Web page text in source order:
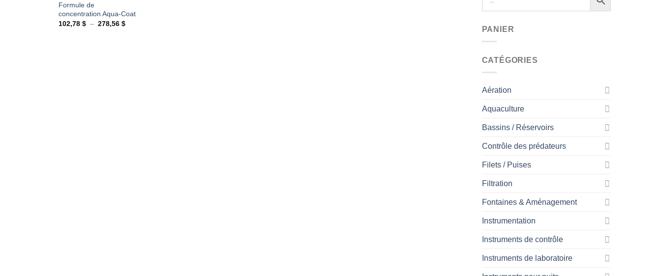
à la
wishlist
Formule de
concentration Aqua-Coat
102,78$ – 278,56$Plage
PANIER
CATÉGORIES
Aération
Aquaculture
Bassins / Réservoirs
Contrôle des prédateurs
Filets / Puises
Filtration
Fontaines & Aménagement
Instrumentation
Instruments de contrôle
Instruments de laboratoire